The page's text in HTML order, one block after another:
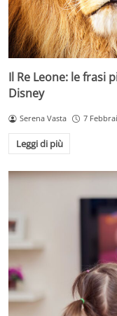
Il Re Leone: le frasi
Disney
Serena Vasta 7
Leggi di più